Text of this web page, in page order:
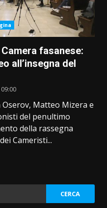
fasanese:
all’insegna del
Matteo Mizera e
del penultimo
della rassegna
Cameristi...